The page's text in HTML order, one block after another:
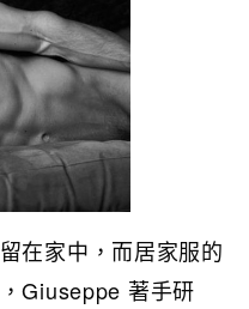
在家中，而居家服的
Giuseppe 著手研